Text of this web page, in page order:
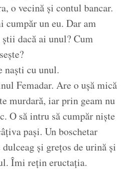
o vecină și contul bancar.
cumpăr un eu. Dar am
dacă ai unul? Cum
naști cu unul.
Femadar. Are o ușă mică
murdară, iar prin geam nu
O să intru să cumpăr niște
pași. Un boschetar
și grețos de urină și
Îmi rețin eructația.